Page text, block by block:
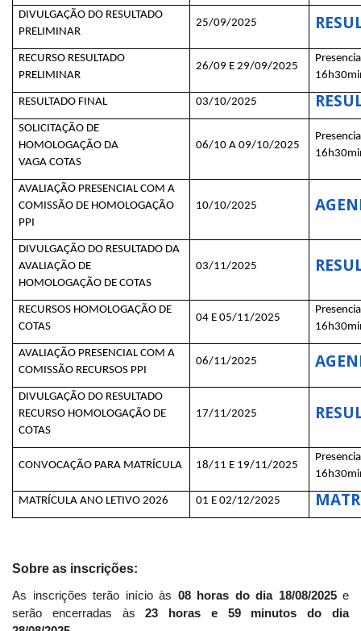
DIVULGAÇÃO DO RESULTADO
PRELIMINAR
25/09/2025
RECURSO RESULTADO
PRELIMINAR
26/09 E 29/09/2025
RESULTADO FINAL 03/10/2025
SOLICITAÇÃO DE
HOMOLOGAÇÃO DA
VAGA COTAS
06/10 A 09/10/2025
AVALIAÇÃO PRESENCIAL COM A
COMISSÃO DE HOMOLOGAÇÃO
PPI
10/10/2025
DIVULGAÇÃO DO RESULTADO DA
AVALIAÇÃO DE
HOMOLOGAÇÃO DE COTAS
03/11/2025
RECURSOS HOMOLOGAÇÃO DE
COTAS
04 E 05/11/2025
AVALIAÇÃO PRESENCIAL COM A
COMISSÃO RECURSOS PPI
06/11/2025
DIVULGAÇÃO DO RESULTADO
RECURSO HOMOLOGAÇÃO DE
COTAS
17/11/2025
CONVOCAÇÃO PARA MATRÍCULA 18/11 E 19/11/2025
MATRÍCULA ANO LETIVO 2026 01 E 02/12/2025
Sobre as inscrições:
As inscrições terão início às 08 horas do dia 18/08/2025e
serão encerradas às 23 horas e 59 minutos do dia